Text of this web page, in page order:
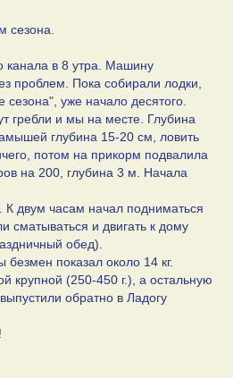
сезона.
канала в 8 утра. Машину
проблем. Пока собирали лодки,
сезона", уже начало десятого.
гребли и мы на месте. Глубина
глубина 15-20 см, ловить
потом на прикорм подвалила
на 200, глубина 3 м. Начала
К двум часам начал подниматься
сматываться и двигать к дому
обед).
безмен показал около 14 кг.
крупной (250-450 г.), а остальную
обратно в Ладогу